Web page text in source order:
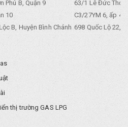
Phú B, Quận 9
63/1 Lê Đức Thọ,
10
C3/27YM 6, ấp 4,
B, Huyện Bình Chánh 698 Quốc Lộ 22,
thị trường GAS LPG